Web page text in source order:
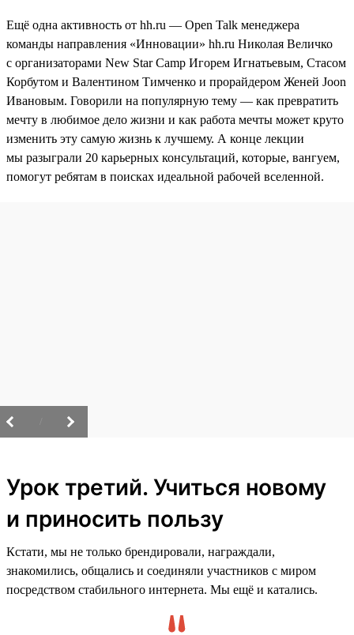
Ещё одна активность от hh.ru — Open Talk менеджера
команды направления «Инновации» hh.ru Николая Величко
с организаторами New Star Camp Игорем Игнатьевым, Стасом
Корбутом и Валентином Тимченко и прорайдером Женей Joon
Ивановым. Говорили на популярную тему — как превратить
мечту в любимое дело жизни и как работа мечты может круто
изменить эту самую жизнь к лучшему. А конце лекции
мы разыграли 20 карьерных консультаций, которые, вангуем,
помогут ребятам в поисках идеальной рабочей вселенной.
Урок третий. Учиться новому
и приносить пользу
Кстати, мы не только брендировали, награждали,
знакомились, общались и соединяли участников с миром
посредством стабильного интернета. Мы ещё и катались.